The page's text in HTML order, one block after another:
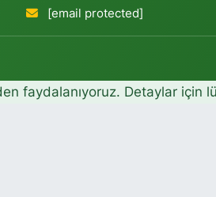
[email protected]
faydalanıyoruz. Detaylar için